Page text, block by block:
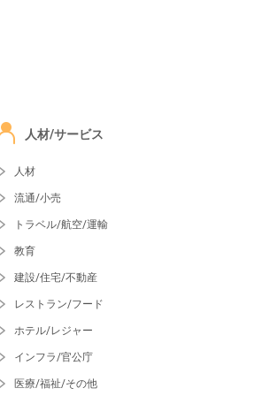
人材/サービス
人材
流通/小売
トラベル/航空/運輸
教育
建設/住宅/不動産
レストラン/フード
ホテル/レジャー
インフラ/官公庁
医療/福祉/その他